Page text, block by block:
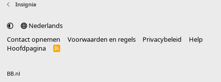
Insignia
Nederlands
Contact opnemen
Voorwaarden en regels Privacybeleid
Help
Hoofdpagina
R
BB.nl